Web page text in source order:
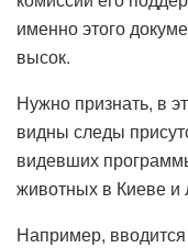
именно этого
высок.
Нужно признать, в
видны следы
видевших
животных в Киеве и
Например,